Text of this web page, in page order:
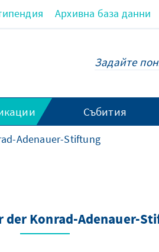
Архивна база данни
Събития
Adenauer-Stiftung
der Konrad-Adenauer-